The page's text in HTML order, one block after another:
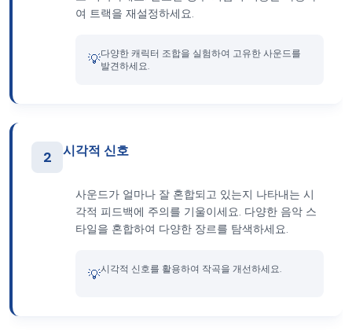
여 트랙을 재설정하세요.
💡다양한 캐릭터 조합을 실험하여 고유한 사운드를
발견하세요.
2 시각적 신호
사운드가 얼마나 잘 혼합되고 있는지 나타내는 시
각적 피드백에 주의를 기울이세요. 다양한 음악 스
타일을 혼합하여 다양한 장르를 탐색하세요.
💡시각적 신호를 활용하여 작곡을 개선하세요.